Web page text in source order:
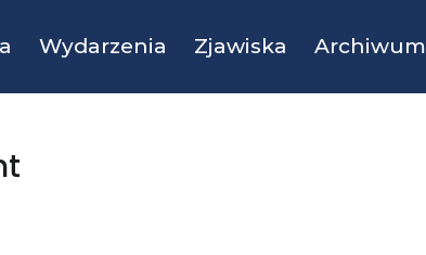
Wydarzenia Zjawiska Archiwum